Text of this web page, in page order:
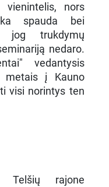
vienintelis, nors
spauda bei
jog trukdymų
nedaro.
vedantysis
metais į Kauno
visi norintys ten
Telšių rajone